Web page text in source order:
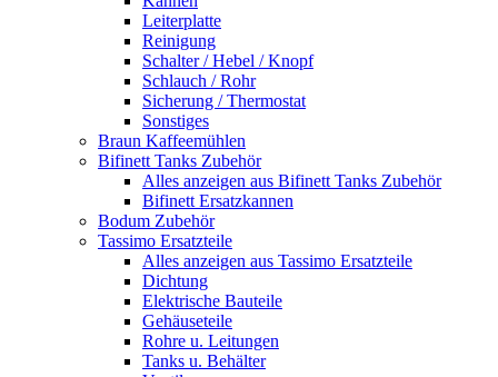
Leiterplatte
Reinigung
Schalter / Hebel / Knopf
Schlauch / Rohr
Sicherung / Thermostat
Sonstiges
Braun Kaffeemühlen
Bifinett Tanks Zubehör
Alles anzeigen aus Bifinett Tanks Zubehör
Bifinett Ersatzkannen
Bodum Zubehör
Tassimo Ersatzteile
Alles anzeigen aus Tassimo Ersatzteile
Dichtung
Elektrische Bauteile
Gehäuseteile
Rohre u. Leitungen
Tanks u. Behälter